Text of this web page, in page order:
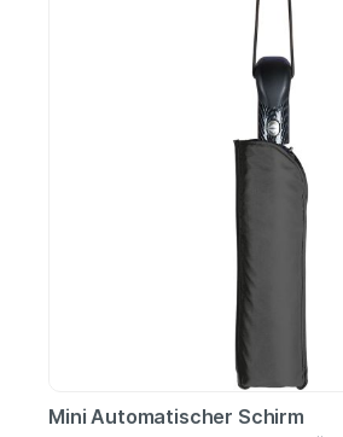
Mini Automatischer Schirm